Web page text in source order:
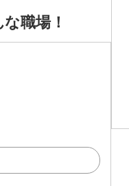
職場！